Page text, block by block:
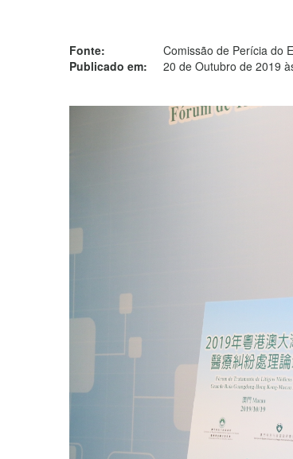
Fonte:
Comissão de Perícia do
Publicado em:
20 de Outubro de 2019